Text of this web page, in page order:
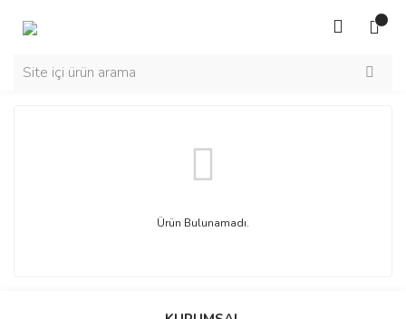
Ürün Bulunamadı.